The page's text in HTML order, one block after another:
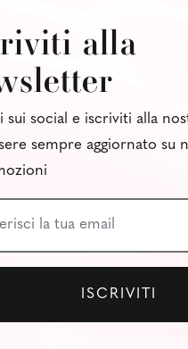
alla
sui social e iscriviti alla
sempre aggiornato su